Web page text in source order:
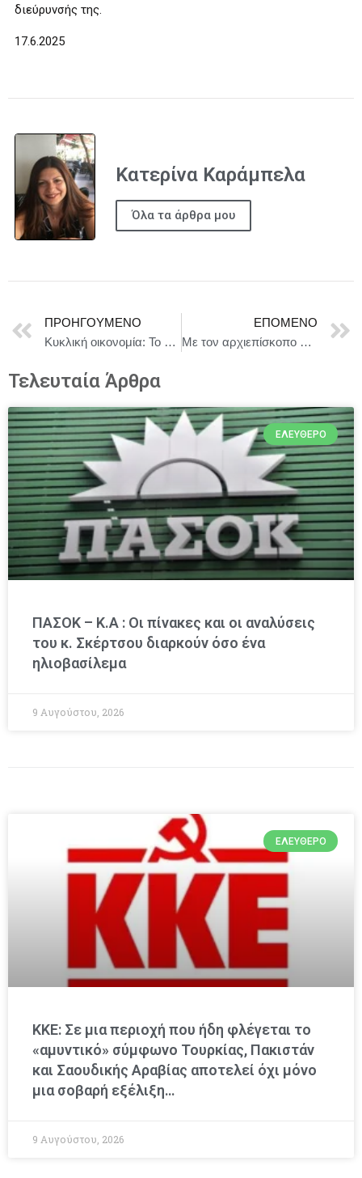
διεύρυνσής της.
17.6.2025
Κατερίνα Καράμπελα
Όλα τα άρθρα μου
ΠΡΟΗΓΟΎΜΕΝΟ
Κυκλική οικονομία: Το Συμβούλιο υιοθετεί θέση σχετικά με την ανακύκλωση οχημάτων στο τέλος του κύκλου ζωής τους
ΕΠΌΜΕΝΟ
Με τον αρχιεπίσκοπο Σινά, Φαράν και Ραϊθώ και ηγούμενο της Ιεράς Μονής Αγίας Αικατερίνης Όρους Σινά, Δαμιανό, συναντήθηκε ο Κ. Τασούλας
Τελευταία Άρθρα
ΕΛΕΎΘΕΡΟ
ΠΑΣΟΚ – Κ.Α : Οι πίνακες και οι αναλύσεις
του κ. Σκέρτσου διαρκούν όσο ένα
ηλιοβασίλεμα
9 Αυγούστου, 2026
ΕΛΕΎΘΕΡΟ
ΚΚΕ: Σε μια περιοχή που ήδη φλέγεται το
«αμυντικό» σύμφωνο Τουρκίας, Πακιστάν
και Σαουδικής Αραβίας αποτελεί όχι μόνο
μια σοβαρή εξέλιξη…
9 Αυγούστου, 2026